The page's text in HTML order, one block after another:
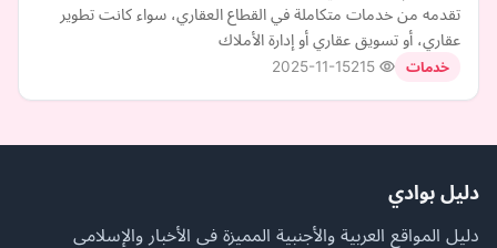
تقدمه من خدمات متكاملة في القطاع العقاري، سواء كانت تطوير
عقاري، أو تسويق عقاري أو إدارة الأملاك
خدمات 2025-11-15
دليل بوادي
دليل المواقع العربية والأجنبية المميزة في الأخبار والإسلامي